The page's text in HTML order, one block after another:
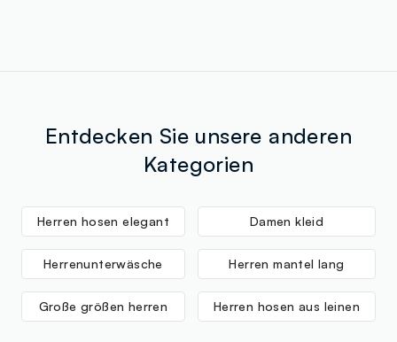
Entdecken Sie unsere anderen
Kategorien
Herren hosen elegant Damen kleid
Herrenunterwäsche Herren mantel lang
Große größen herren Herren hosen aus leinen